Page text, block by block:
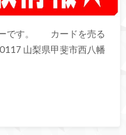
ーです。 カードを売る
山梨県甲斐市西八幡